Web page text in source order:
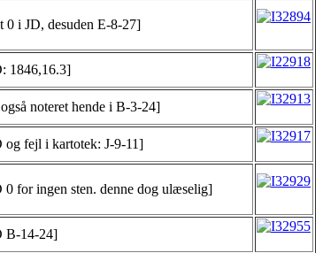
0 i JD, desuden E-8-27]
1846,16.3]
noteret hende i B-3-24]
fejl i kartotek: J-9-11]
for ingen sten. denne dog ulæselig]
B-14-24]